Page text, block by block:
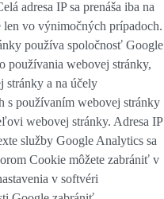
adresa IP sa prenáša iba na
vo výnimočných prípadoch.
používa spoločnosť Google
používania webovej stránky,
stránky a na účely
s používaním webovej stránky
webovej stránky. Adresa IP
služby Google Analytics sa
Cookie môžete zabrániť v
v softvéri